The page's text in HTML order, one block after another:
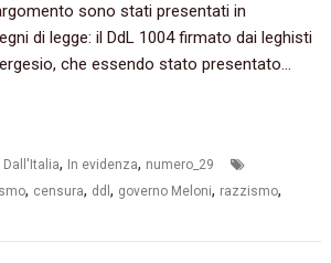
sono stati presentati in
di legge: il DdL 1004 firmato dai leghisti
che essendo stato presentato…
Dall'Italia, In evidenza, numero_29
, censura, ddl, governo Meloni, razzismo,